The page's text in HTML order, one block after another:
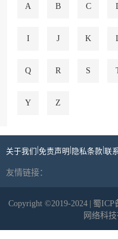
A B C
I J K
Q R S
Y Z
关于我们 免责声明 隐私条款 联
友情链接：
Copyright ©2019-2024 蜀ICP
网络科